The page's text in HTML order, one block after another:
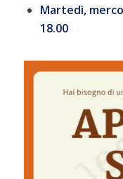
Martedì,
18.00